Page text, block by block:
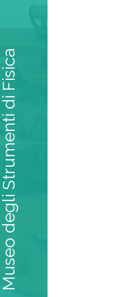
Museo degli Strumenti di Fisica